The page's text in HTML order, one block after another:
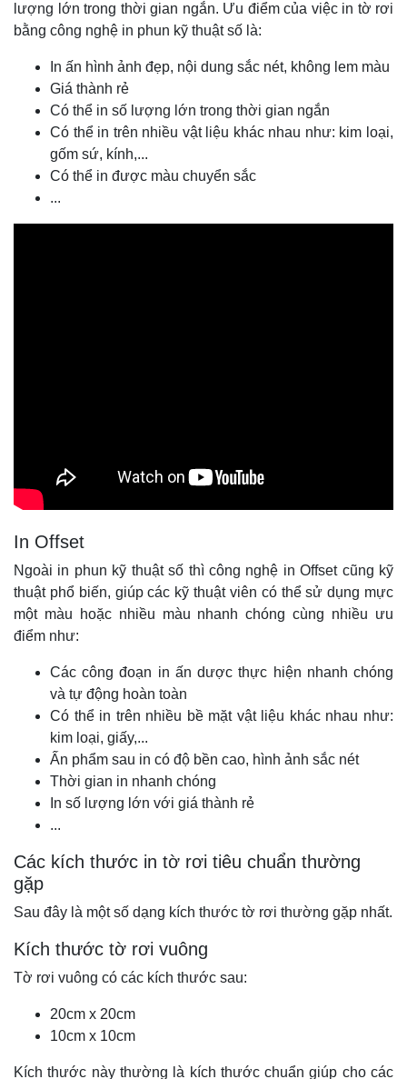
lượng lớn trong thời gian ngắn. Ưu điểm của việc in tờ rơi
bằng công nghệ in phun kỹ thuật số là:
In ấn hình ảnh đẹp, nội dung sắc nét, không lem màu
Giá thành rẻ
Có thể in số lượng lớn trong thời gian ngắn
Có thể in trên nhiều vật liệu khác nhau như: kim loại,
gốm sứ, kính,...
Có thể in được màu chuyển sắc
...
In Offset
Ngoài in phun kỹ thuật số thì công nghệ in Offset cũng kỹ
thuật phổ biến, giúp các kỹ thuật viên có thể sử dụng mực
một màu hoặc nhiều màu nhanh chóng cùng nhiều ưu
điểm như:
Các công đoạn in ấn dược thực hiện nhanh chóng
và tự động hoàn toàn
Có thể in trên nhiều bề mặt vật liệu khác nhau như:
kim loại, giấy,...
Ấn phẩm sau in có độ bền cao, hình ảnh sắc nét
Thời gian in nhanh chóng
In số lượng lớn với giá thành rẻ
...
Các kích thước in tờ rơi tiêu chuẩn thường
gặp
Sau đây là một số dạng kích thước tờ rơi thường gặp nhất.
Kích thước tờ rơi vuông
Tờ rơi vuông có các kích thước sau:
20cm x 20cm
10cm x 10cm
Kích thước này thường là kích thước chuẩn giúp cho các